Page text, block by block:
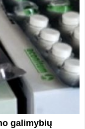
galimybių